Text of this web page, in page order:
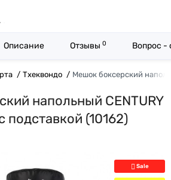
Тхеквондо Мешок боксерский
напольный CENTURY
подставкой (10162)
Описание Отзывы 0 Вопрос -
Sale